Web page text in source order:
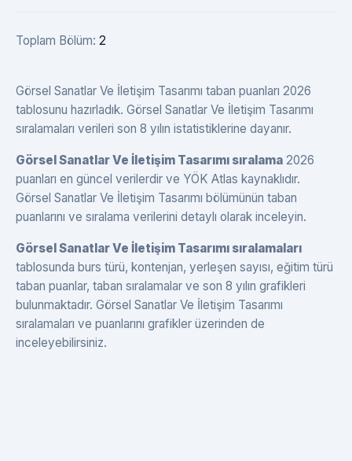
Toplam Bölüm: 2
Görsel Sanatlar Ve İletişim Tasarımı taban puanları 2026
tablosunu hazırladık. Görsel Sanatlar Ve İletişim Tasarımı
sıralamaları verileri son 8 yılın istatistiklerine dayanır.
Görsel Sanatlar Ve İletişim Tasarımı sıralama 2026
puanları en güncel verilerdir ve YÖK Atlas kaynaklıdır.
Görsel Sanatlar Ve İletişim Tasarımı bölümünün taban
puanlarını ve sıralama verilerini detaylı olarak inceleyin.
Görsel Sanatlar Ve İletişim Tasarımı sıralamaları
tablosunda burs türü, kontenjan, yerleşen sayısı, eğitim türü
taban puanlar, taban sıralamalar ve son 8 yılın grafikleri
bulunmaktadır. Görsel Sanatlar Ve İletişim Tasarımı
sıralamaları ve puanlarını grafikler üzerinden de
inceleyebilirsiniz.